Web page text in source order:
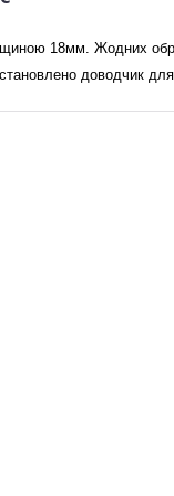
18мм. Жодних
доводчик